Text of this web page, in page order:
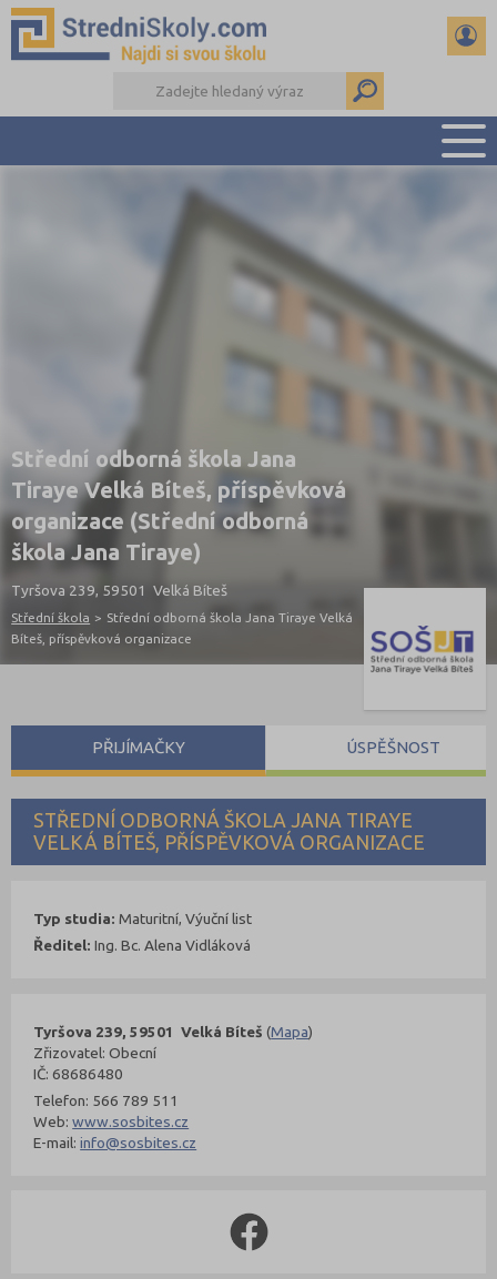
PŘÍPRAVA NA PŘIJÍMAČKY
DŮLEŽITÉ TERMÍNY
REFERÁTY A SEMINÁRKY
DALŠÍ DRUHY ŠKOL
Střední odborná škola Jana
Tiraye Velká Bíteš, příspěvková
organizace (Střední odborná
škola Jana Tiraye)
Tyršova 239, 59501 Velká Bíteš
Střední škola > Střední odborná škola Jana Tiraye Velká
Bíteš, příspěvková organizace
STŘEDNÍ ODBORNÁ ŠKOLA JANA TIRAYE
VELKÁ BÍTEŠ, PŘÍSPĚVKOVÁ ORGANIZACE
Tyršova 239, 59501 Velká Bíteš (Mapa)
Zřizovatel: Obecní
IČ: 68686480
Telefon: 566 789 511
Web:www.sosbites.cz
E-mail:info@sosbites.cz
Typ studia: Maturitní, Výuční list
Ředitel: Ing. Bc. Alena Vidláková
PŘIJÍMAČKY ÚSPĚŠNOST